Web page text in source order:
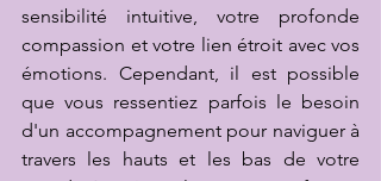
sensibilité intuitive, votre profonde
compassion et votre lien étroit avec vos
émotions. Cependant, il est possible
que vous ressentiez parfois le besoin
d'un accompagnement pour naviguer à
travers les hauts et les bas de votre